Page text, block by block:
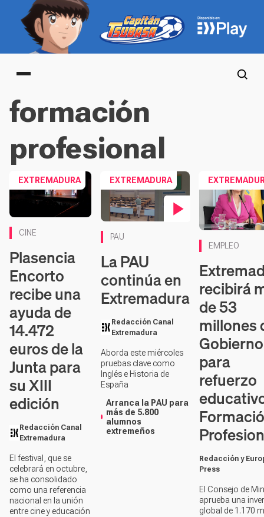
Main menu
formación
profesional
EXTREMADURA
CINE
Plasencia
Encorto
recibe una
ayuda de
14.472
euros de la
Junta para
su XIII
edición
Redacción Canal
Extremadura
El festival, que se
celebrará en octubre,
se ha consolidado
como una referencia
nacional en la unión
entre cine y educación
EXTREMADURA
PAU
La PAU
continúa en
Extremadura
Redacción Canal
Extremadura
Aborda este miércoles
pruebas clave como
Inglés e Historia de
España
Arranca la PAU para
más de 5.800
alumnos
extremeños
EMPLEO
recibirá
de 53
millones
Gobierno
para
refuerzo
Redacción y
Press
El Consejo de
aprueba una
global de 1.170